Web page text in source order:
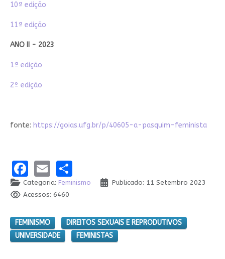
10ª edição
11ª edição
ANO II - 2023
1ª edição
2º edição
fonte: https://goias.ufg.br/p/40605-a-pasquim-feminista
Facebook
EmailShare
Categoria: Feminismo
Publicado: 11 Setembro 2023
Acessos: 6460
FEMINISMO
DIREITOS SEXUAIS E REPRODUTIVOS
UNIVERSIDADE
FEMINISTAS